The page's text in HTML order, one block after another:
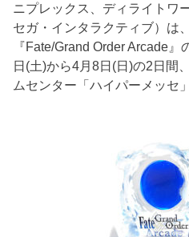
ニプレックス、ディライトワ
セガ・インタラクティブ）は
『Fate/Grand Order Arcade
日(土)から4月8日(日)の2日間
ムセンター「ハイパーメッセ